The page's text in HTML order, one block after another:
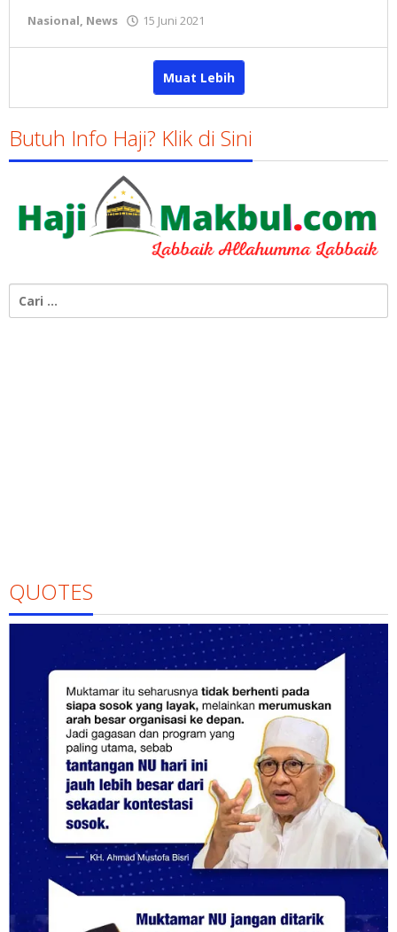
Nasional, News 15 Juni 2021
Susanto
Muat Lebih
Butuh Info Haji? Klik di Sini
untuk:
QUOTES